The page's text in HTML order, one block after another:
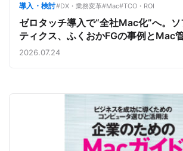
導入・検討#DX・業務変革#Mac#TCO・ROI
ゼロタッチ導入で“全社Mac化”へ。
ティクス、ふくおかFGの事例とMac
み【今週のAppleビジネストレンド】
2026.07.24